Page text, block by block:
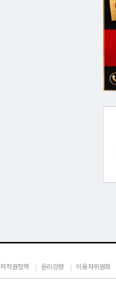
저작권정책 윤리강령 이용자위원회